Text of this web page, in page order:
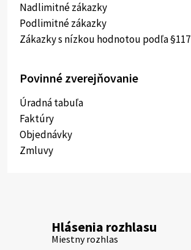
Nadlimitné zákazky
Podlimitné zákazky
Zákazky s nízkou hodnotou podľa §117
Povinné zverejňovanie
Úradná tabuľa
Faktúry
Objednávky
Zmluvy
Hlásenia rozhlasu
Miestny rozhlas